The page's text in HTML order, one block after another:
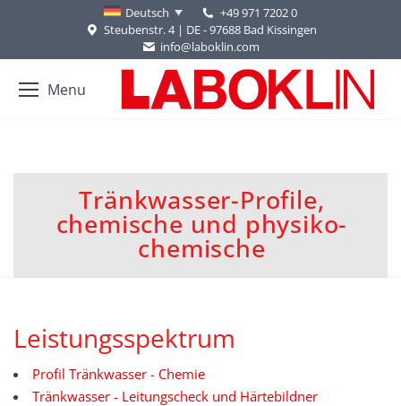
Deutsch
+49 971 7202 0
Steubenstr. 4 | DE - 97688 Bad Kissingen
info@laboklin.com
Menu
Tränkwasser-Profile,
chemische und physiko-
chemische
Sie befinden sich hier:
Leistungsspektrum
Profil Tränkwasser - Chemie
Tränkwasser - Leitungscheck und Härtebildner